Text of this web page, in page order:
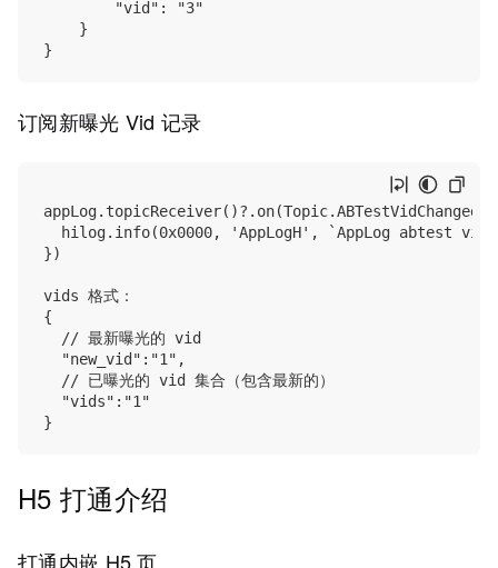
        "vid": "3"
    }
订阅新曝光 Vid 记录
hilog.info(0x0000, 'AppLogH', `AppLog abtest
})
vids 格式：
{
  // 最新曝光的 vid
  "new_vid":"1",
  // 已曝光的 vid 集合（包含最新的）
  "vids":"1"
H5 打通介绍
打通内嵌 H5 页